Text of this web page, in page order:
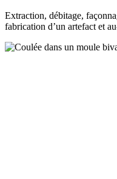
Extraction, débitage,
fabrication d’un artefact et